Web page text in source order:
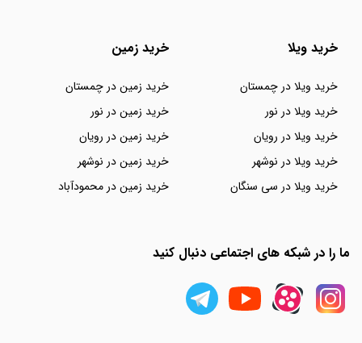
خرید ویلا
خرید ویلا در چمستان
خرید ویلا در نور
خرید ویلا در رویان
خرید ویلا در نوشهر
خرید ویلا در سی سنگان
خرید زمین
خرید زمین در چمستان
خرید زمین در نور
خرید زمین در رویان
خرید زمین در نوشهر
خرید زمین در محمودآباد
ما را در شبکه های اجتماعی دنبال کنید